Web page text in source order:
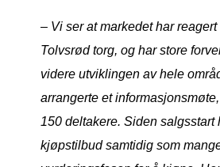
– Vi ser at markedet har
Tolvsrød torg, og har store
videre utviklingen av hele
arrangerte et
150 deltakere. Siden salgsstart
kjøpstilbud samtidig som